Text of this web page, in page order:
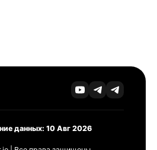
данных: 10 Авг 2026